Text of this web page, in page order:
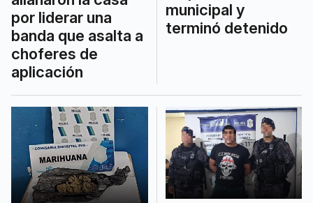
por liderar una
banda que asalta a
choferes de
aplicación
municipal y
terminó detenido